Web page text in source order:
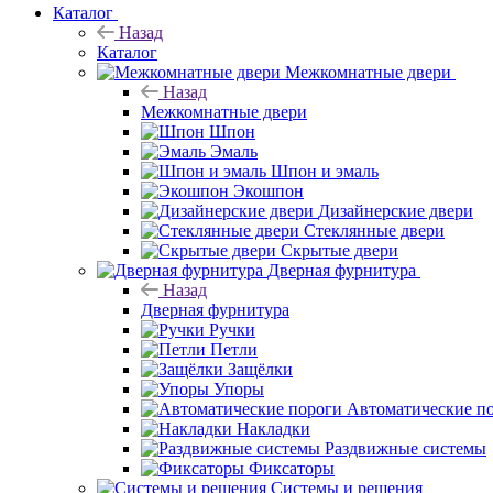
Каталог
Назад
Каталог
Межкомнатные двери
Назад
Межкомнатные двери
Шпон
Эмаль
Шпон и эмаль
Экошпон
Дизайнерские двери
Стеклянные двери
Скрытые двери
Дверная фурнитура
Назад
Дверная фурнитура
Ручки
Петли
Защёлки
Упоры
Автоматические
Накладки
Раздвижные системы
Фиксаторы
Системы и решения